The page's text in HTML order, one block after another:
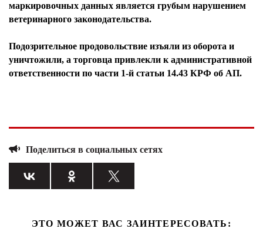
маркировочных данных является грубым нарушением
ветеринарного законодательства.
Подозрительное продовольствие изъяли из оборота и
уничтожили, а торговца привлекли к административной
ответственности по части 1-й статьи 14.43 КРФ об АП.
Поделиться в социальных сетях
ЭТО МОЖЕТ ВАС ЗАИНТЕРЕСОВАТЬ: